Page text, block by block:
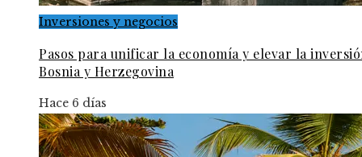
Inversiones y negocios
Pasos para unificar la economía y elevar la
Bosnia y Herzegovina
Hace 6 días